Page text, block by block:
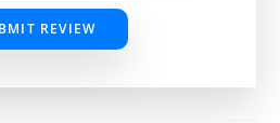
REVIEW